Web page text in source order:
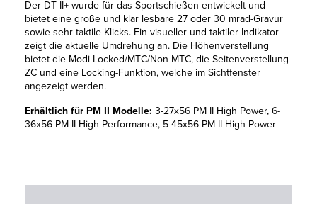
Der DT II+ wurde für das Sportschießen entwickelt und
bietet eine große und klar lesbare 27 oder 30 mrad-Gravur
sowie sehr taktile Klicks. Ein visueller und taktiler Indikator
zeigt die aktuelle Umdrehung an. Die Höhenverstellung
bietet die Modi Locked/MTC/Non-MTC, die Seitenverstellung
ZC und eine Locking-Funktion, welche im Sichtfenster
angezeigt werden.
Erhältlich für PM II Modelle: 3-27x56 PM II High Power, 6-
36x56 PM II High Performance, 5-45x56 PM II High Power